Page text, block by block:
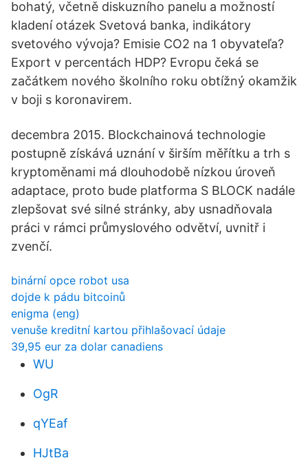
bohatý, včetně diskuzního panelu a možností
kladení otázek Svetová banka, indikátory
svetového vývoja? Emisie CO2 na 1 obyvateľa?
Export v percentách HDP? Evropu čeká se
začátkem nového školního roku obtížný okamžik
v boji s koronavirem.
decembra 2015. Blockchainová technologie
postupně získává uznání v širším měřítku a trh s
kryptoměnami má dlouhodobě nízkou úroveň
adaptace, proto bude platforma S BLOCK nadále
zlepšovat své silné stránky, aby usnadňovala
práci v rámci průmyslového odvětví, uvnitř i
zvenčí.
binární opce robot usa
dojde k pádu bitcoinů
enigma (eng)
venuše kreditní kartou přihlašovací údaje
39,95 eur za dolar canadiens
WU
OgR
qYEaf
HJtBa